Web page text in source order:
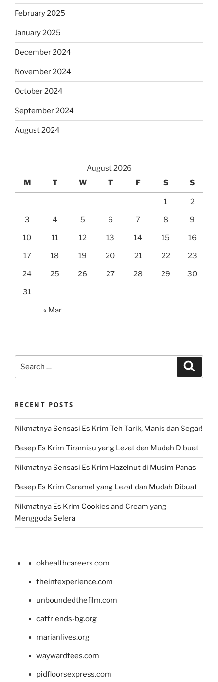
February 2025
January 2025
December 2024
November 2024
October 2024
September 2024
August 2024
August 2026
M
T W T F S S
1 2
3 4 5 6 7 8 9
10 11 12 13 14 15 16
17 18 19 20 21 22 23
24 25 26 27 28 29 30
31
« Mar
RECENT POSTS
Nikmatnya Sensasi Es Krim Teh Tarik, Manis dan Segar!
Resep Es Krim Tiramisu yang Lezat dan Mudah Dibuat
Nikmatnya Sensasi Es Krim Hazelnut di Musim Panas
Resep Es Krim Caramel yang Lezat dan Mudah Dibuat
Nikmatnya Es Krim Cookies and Cream yang
Menggoda Selera
okhealthcareers.com
theintexperience.com
unboundedthefilm.com
catfriends-bg.org
marianlives.org
waywardtees.com
pidfloorsexpress.com